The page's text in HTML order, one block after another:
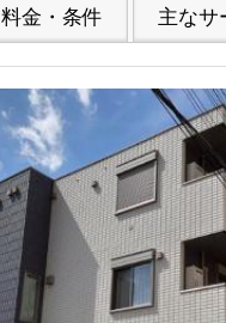
料金・条件 主なサ